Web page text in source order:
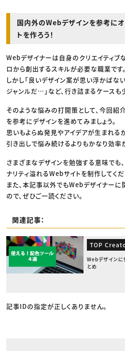
国内外のWebデザインを参考にオ
トを作ろう！
Webデザイナーは自身のクリエイティ
ロから創出するスキルが必要な職業です。
しかし「良いデザイン案が思い浮かばな
ジャンルだ…」など、行き詰まるケースも
そのような悩みの打開策として、今回紹
を参考にデザインを進めてみましょう。
思いもよらぬ発見やアイデアが生まれる
引き出しで悩み続けるよりもかなり効率
さまざまなデザインを勉強する意味でも
ナリティ溢れるWebサイトを制作してくだ
また、本記事以外でもWebデザイナー
ので、ぜひご一読ください。
関連記事：
TOP
Webデザインに
とめ
記事IDの指定が正しくありません。